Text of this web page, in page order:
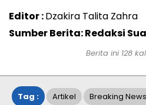
Editor :Dzakira Talita Zahra
Sumber Berita: Redaksi
Berita ini 128
Tag : Artikel Breaking News